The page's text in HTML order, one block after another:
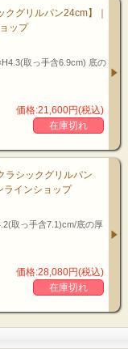
みでじっくり肉や野菜を
き出すシンプルなもので
フライパンです。
グリルパン24cm】｜
ップ
取っ手含6.9cm) 底の
価格:21,600円(税込)
在庫切れ
ラシックグリルパン
ラインショップ
取っ手含7.1)cm/底の厚
価格:28,080円(税込)
在庫切れ